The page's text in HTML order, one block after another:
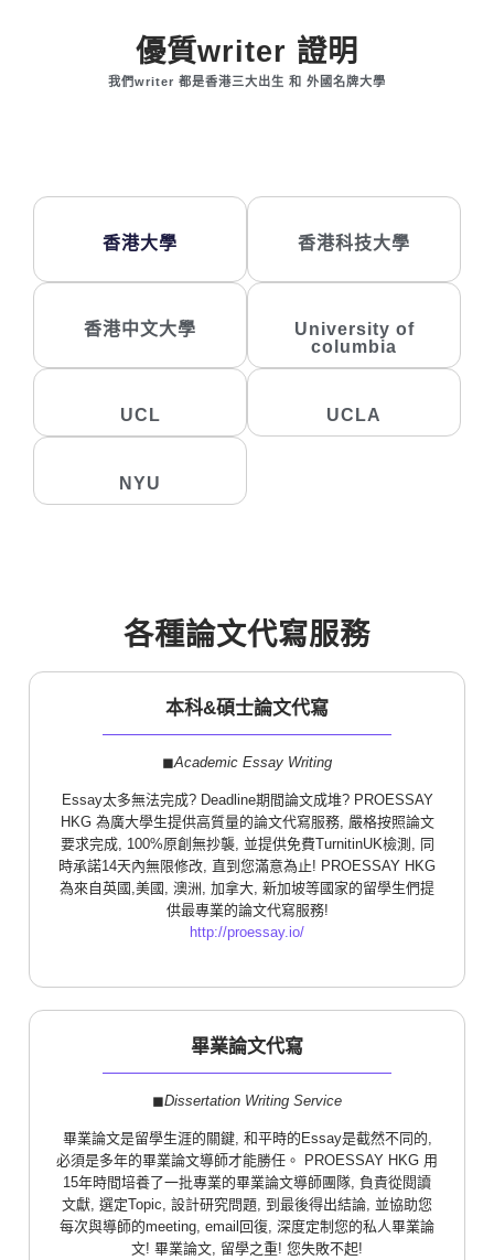
優質writer 證明
我們writer 都是香港三大出生 和 外國名牌大學
香港大學 香港科技大學
香港中文大學
University of
columbia
UCL UCLA
NYU
各種論文代寫服務
本科&碩士論文代寫
◼︎Academic Essay Writing
Essay太多無法完成? Deadline期間論文成堆? PROESSAY
HKG 為廣大學生提供高質量的論文代寫服務, 嚴格按照論文
要求完成, 100%原創無抄襲, 並提供免費TurnitinUK檢測, 同
時承諾14天內無限修改, 直到您滿意為止! PROESSAY HKG
為來自英國,美國, 澳洲, 加拿大, 新加坡等國家的留學生們提
供最專業的論文代寫服務!
http://proessay.io/
畢業論文代寫
◼︎Dissertation Writing Service
畢業論文是留學生涯的關鍵, 和平時的Essay是截然不同的,
必須是多年的畢業論文導師才能勝任。 PROESSAY HKG 用
15年時間培養了一批專業的畢業論文導師團隊, 負責從閱讀
文獻, 選定Topic, 設計研究問題, 到最後得出結論, 並協助您
每次與導師的meeting, email回復, 深度定制您的私人畢業論
文! 畢業論文, 留學之重! 您失敗不起!